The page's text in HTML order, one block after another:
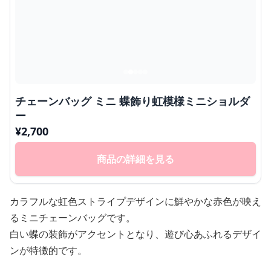
チェーンバッグ ミニ 蝶飾り虹模様ミニショルダ
ー
¥2,700
商品の詳細を見る
カラフルな虹色ストライプデザインに鮮やかな赤色が映え
るミニチェーンバッグです。
白い蝶の装飾がアクセントとなり、遊び心あふれるデザイ
ンが特徴的です。